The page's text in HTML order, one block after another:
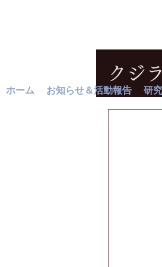
クジ
ホーム お知らせ＆活動報告 研